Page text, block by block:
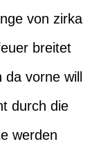
von zirka
breitet
vorne will
durch die
werden